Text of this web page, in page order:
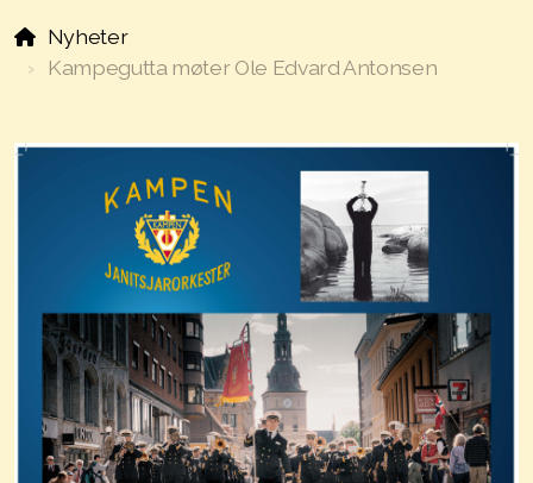
Nyheter
Kampegutta møter Ole Edvard Antonsen
Kjenningsmelodier
Styret
Spille for deg?